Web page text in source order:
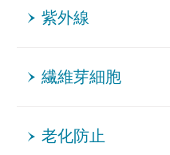
紫外線
繊維芽細胞
老化防止